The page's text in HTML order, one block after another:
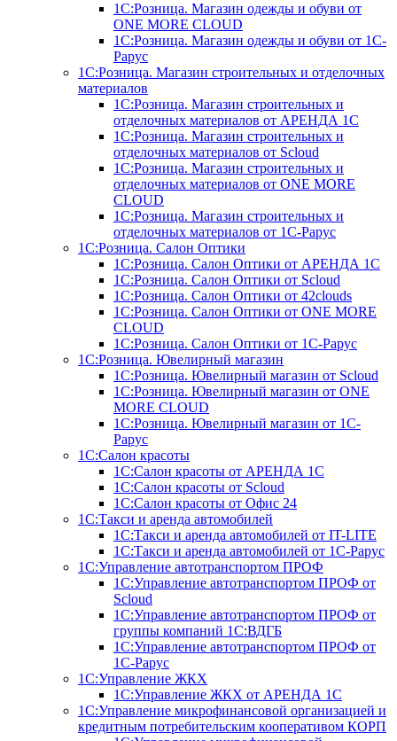
1С:Розница. Магазин одежды и обуви от
ONE MORE CLOUD
1С:Розница. Магазин одежды и обуви от 1С-
Рарус
1С:Розница. Магазин строительных и отделочных
материалов
1С:Розница. Магазин строительных и
отделочных материалов от АРЕНДА 1С
1С:Розница. Магазин строительных и
отделочных материалов от Scloud
1С:Розница. Магазин строительных и
отделочных материалов от ONE MORE
CLOUD
1С:Розница. Магазин строительных и
отделочных материалов от 1С-Рарус
1С:Розница. Салон Оптики
1С:Розница. Салон Оптики от АРЕНДА 1С
1С:Розница. Салон Оптики от Scloud
1С:Розница. Салон Оптики от 42clouds
1С:Розница. Салон Оптики от ONE MORE
CLOUD
1С:Розница. Салон Оптики от 1С-Рарус
1С:Розница. Ювелирный магазин
1С:Розница. Ювелирный магазин от Scloud
1С:Розница. Ювелирный магазин от ONE
MORE CLOUD
1С:Розница. Ювелирный магазин от 1С-
Рарус
1С:Салон красоты
1С:Салон красоты от АРЕНДА 1С
1С:Салон красоты от Scloud
1С:Салон красоты от Офис 24
1С:Такси и аренда автомобилей
1С:Такси и аренда автомобилей от IT-LITE
1С:Такси и аренда автомобилей от 1С-Рарус
1С:Управление автотранспортом ПРОФ
1С:Управление автотранспортом ПРОФ от
Scloud
1С:Управление автотранспортом ПРОФ от
группы компаний 1С:ВДГБ
1С:Управление автотранспортом ПРОФ от
1С-Рарус
1С:Управление ЖКХ
1С:Управление ЖКХ от АРЕНДА 1С
1С:Управление микрофинансовой организацией и
кредитным потребительским кооперативом КОРП